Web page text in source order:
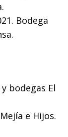
Bodega
y bodegas El
Mejía e Hijos.